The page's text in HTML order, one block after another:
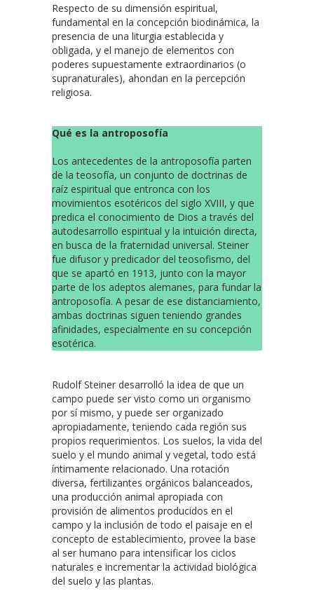
Respecto de su dimensión espiritual,
fundamental en la concepción biodinámica, la
presencia de una liturgia establecida y
obligada, y el manejo de elementos con
poderes supuestamente extraordinarios (o
supranaturales), ahondan en la percepción
religiosa.
Qué es la antroposofía
Los antecedentes de la antroposofía parten
de la teosofía, un conjunto de doctrinas de
raíz espiritual que entronca con los
movimientos esotéricos del siglo XVIII, y que
predica el conocimiento de Dios a través del
autodesarrollo espiritual y la intuición directa,
en busca de la fraternidad universal. Steiner
fue difusor y predicador del teosofismo, del
que se apartó en 1913, junto con la mayor
parte de los adeptos alemanes, para fundar la
antroposofía. A pesar de ese distanciamiento,
ambas doctrinas siguen teniendo grandes
afinidades, especialmente en su concepción
esotérica.
Rudolf Steiner desarrolló la idea de que un
campo puede ser visto como un organismo
por sí mismo, y puede ser organizado
apropiadamente, teniendo cada región sus
propios requerimientos. Los suelos, la vida del
suelo y el mundo animal y vegetal, todo está
íntimamente relacionado. Una rotación
diversa, fertilizantes orgánicos balanceados,
una producción animal apropiada con
provisión de alimentos producidos en el
campo y la inclusión de todo el paisaje en el
concepto de establecimiento, provee la base
al ser humano para intensificar los ciclos
naturales e incrementar la actividad biológica
del suelo y las plantas.